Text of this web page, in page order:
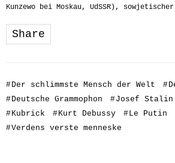
Kunzewo bei Moskau, UdSSR),
Share
#Der schlimmste Mensch der Welt #
#Deutsche Grammophon #Josef Stalin
#Kubrick #Kurt Debussy #Le Putin
#Verdens verste menneske